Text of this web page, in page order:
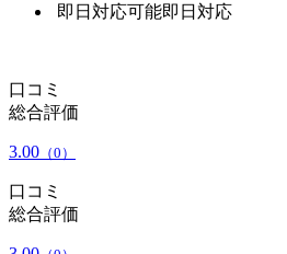
即日対応可能即日対応
口コミ
総合評価
3.00 （0）
口コミ
総合評価